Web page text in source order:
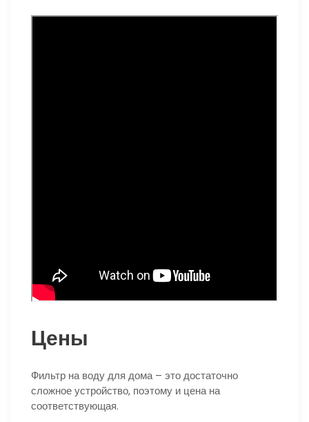
Цены
Фильтр на воду для дома – это достаточно
сложное устройство, поэтому и цена на
соответствующая.